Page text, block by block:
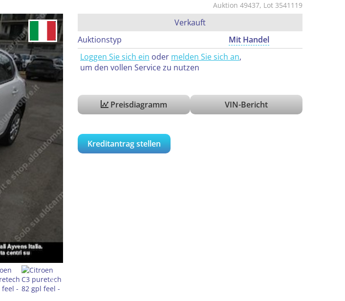
Auktion 49437, Lot 3541119
Verkauft
Auktionstyp
Mit Handel
Loggen Sie sich ein oder melden Sie sich an,
um den vollen Service zu nutzen
Preisdiagramm VIN-Bericht
Kreditantrag stellen